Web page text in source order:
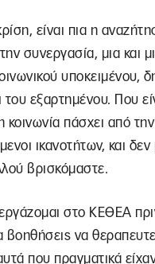
είναι πια η
συνεργασία, μια και
εξαρτημένου. Που
πάσχει από
ικανοτήτων, και
βρισκόμαστε.
στο ΚΕΘΕΑ
να
που πραγματικά